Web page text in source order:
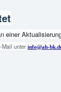
einer
Mail unter info@ah-